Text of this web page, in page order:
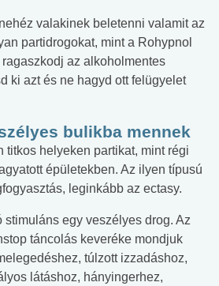
valakinek beletenni valamit az
partidrogokat, mint a Rohypnol
az alkoholmentes
ki azt és ne hagyd ott felügyelet
bulikba mennek
titkos helyeken partikat, mint régi
épületekben. Az ilyen típusú
leginkább az ectasy.
stimuláns egy veszélyes drog. Az
táncolás keveréke mondjuk
túlzott izzadáshoz,
látáshoz, hányingerhez,